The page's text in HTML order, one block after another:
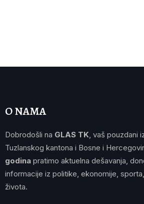
O NAMA
Dobrodošli na GLAS TK , vaš pouzdani
Tuzlanskog kantona i Bosne i
godina pratimo aktuelna dešavanja,
informacije iz politike, ekonomije,
života.